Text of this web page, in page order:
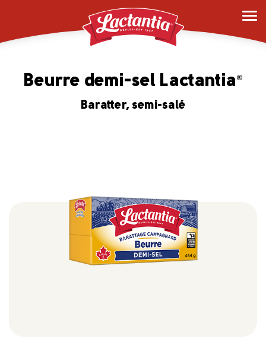
Beurre demi-sel Lactantia ®
Baratter, semi-salé